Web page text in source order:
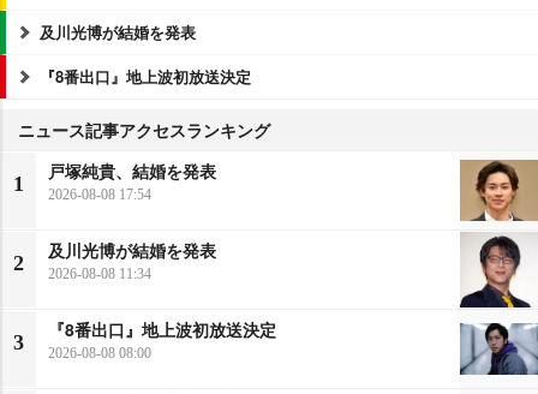
及川光博が結婚を発表
『8番出口』地上波初放送決定
ニュース記事アクセスランキング
1
戸塚純貴、結婚を発表
2026-08-08 17:54
2
及川光博が結婚を発表
2026-08-08 11:34
3
『8番出口』地上波初放送決定
2026-08-08 08:00